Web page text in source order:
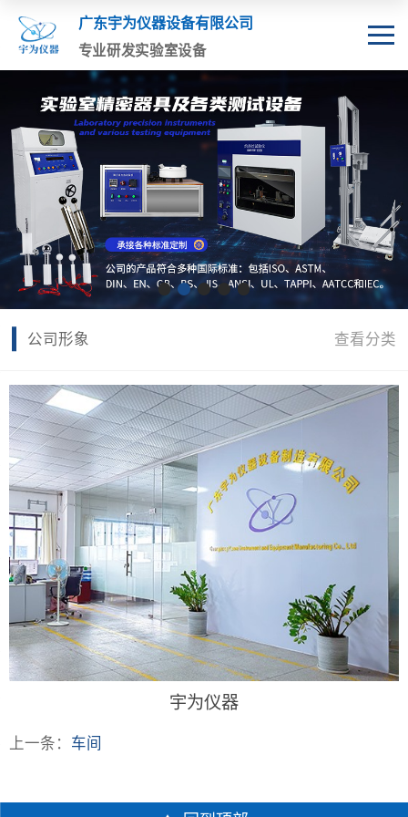
广东宇为仪器设备有限公司
专业研发实验室设备
公司形象 查看分类
宇为仪器
上一条： 车间